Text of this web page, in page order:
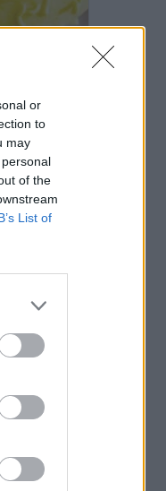
or
to
may
of the
List of
σήμερα, 13